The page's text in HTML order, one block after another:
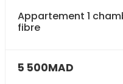
Appartement 1
fibre
5 500MAD